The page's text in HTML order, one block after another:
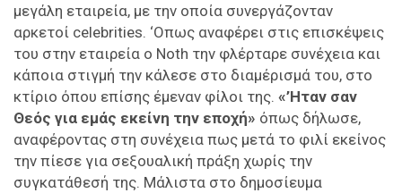
μεγάλη εταιρεία, με την οποία συνεργάζονταν
αρκετοί celebrities. ‘Οπως αναφέρει στις επισκέψεις
του στην εταιρεία ο Noth την φλέρταρε συνέχεια και
κάποια στιγμή την κάλεσε στο διαμέρισμά του, στο
κτίριο όπου επίσης έμεναν φίλοι της. «’Ηταν σαν
Θεός για εμάς εκείνη την εποχή» όπως δήλωσε,
αναφέροντας στη συνέχεια πως μετά το φιλί εκείνος
την πίεσε για σεξουαλική πράξη χωρίς την
συγκατάθεσή της. Μάλιστα στο δημοσίευμα